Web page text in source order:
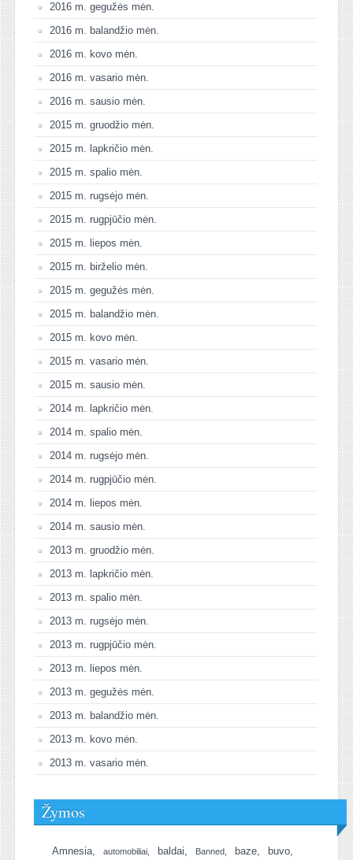
2016 m. gegužės mėn.
2016 m. balandžio mėn.
2016 m. kovo mėn.
2016 m. vasario mėn.
2016 m. sausio mėn.
2015 m. gruodžio mėn.
2015 m. lapkričio mėn.
2015 m. spalio mėn.
2015 m. rugsėjo mėn.
2015 m. rugpjūčio mėn.
2015 m. liepos mėn.
2015 m. birželio mėn.
2015 m. gegužės mėn.
2015 m. balandžio mėn.
2015 m. kovo mėn.
2015 m. vasario mėn.
2015 m. sausio mėn.
2014 m. lapkričio mėn.
2014 m. spalio mėn.
2014 m. rugsėjo mėn.
2014 m. rugpjūčio mėn.
2014 m. liepos mėn.
2014 m. sausio mėn.
2013 m. gruodžio mėn.
2013 m. lapkričio mėn.
2013 m. spalio mėn.
2013 m. rugsėjo mėn.
2013 m. rugpjūčio mėn.
2013 m. liepos mėn.
2013 m. gegužės mėn.
2013 m. balandžio mėn.
2013 m. kovo mėn.
2013 m. vasario mėn.
Žymos
Amnesia automobiliai baldai Banned baze buvo